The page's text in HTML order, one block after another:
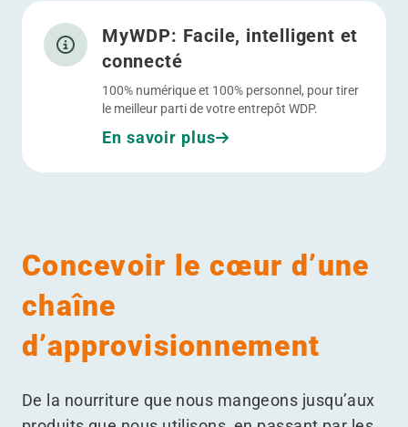
MyWDP: Facile, intelligent et
connecté
100% numérique et 100% personnel, pour tirer
le meilleur parti de votre entrepôt WDP.
En savoir plus
Allez à MyWDP: Facile, intelligent et connecté
Concevoir le cœur d’une
chaîne
d’approvisionnement
De la nourriture que nous mangeons jusqu’aux